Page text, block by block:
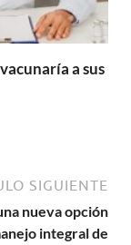
a sus
SIGUIENTE
nueva opción
integral de